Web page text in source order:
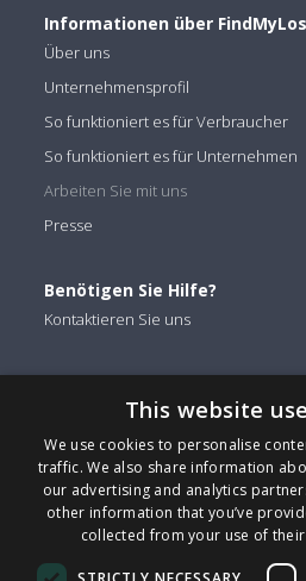
Informationen über
Über uns
Unternehmensprofil
So funktioniert es für Verbraucher
So funktioniert es für Unternehmen
Arbeiten Sie mit uns
Presse
Benötigen Sie Hilfe?
Kontaktieren Sie uns
Twitter
Linkedin
Instagram
This website
We use cookies to personalise
traffic. We also share information
our advertising and analytics
other information that you’ve
collected from your use of their